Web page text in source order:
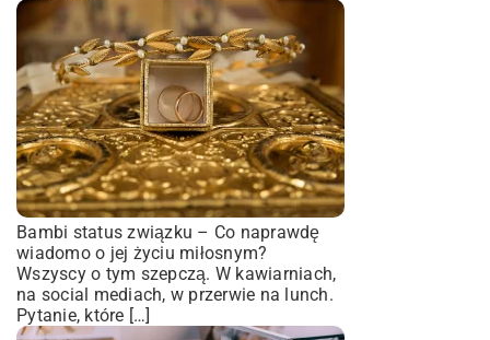
Bambi status związku – Co naprawdę
wiadomo o jej życiu miłosnym?
Wszyscy o tym szepczą. W kawiarniach,
na social mediach, w przerwie na lunch.
Pytanie, które […]